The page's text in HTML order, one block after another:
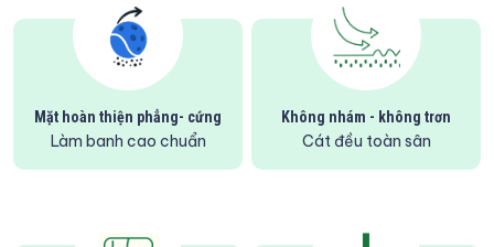
Mặt hoàn thiện phẳng- cứng
Làm banh cao chuẩn
Không nhám - không trơn
Cát đều toàn sân